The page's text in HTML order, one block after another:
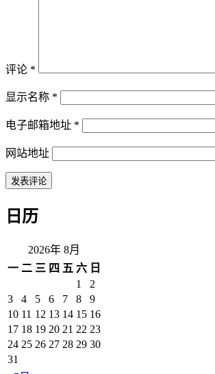
评论 *
显示名称 *
电子邮箱地址 *
网站地址
日历
2026年 8月
一 二 三 四 五 六 日
1
2
3
4 5 6 7 8
9
10 11 12 13 14 15 16
17 18 19 20 21 22 23
24 25 26 27 28 29 30
31